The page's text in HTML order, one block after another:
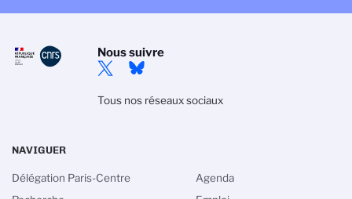
Nous suivre
Tous nos réseaux sociaux
NAVIGUER
Délégation Paris-Centre
Agenda